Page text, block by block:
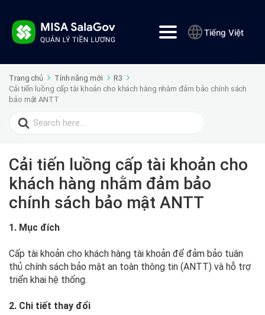
Tiếng Việt
Trang chủ Tính năng mới
R3
Cải tiến luồng cấp tài khoản cho khách hàng nhằm đảm bảo chính sách
bảo mật ANTT
Search
for:
Cải tiến luồng cấp tài khoản cho
khách hàng nhằm đảm bảo
chính sách bảo mật ANTT
1. Mục đích
Cấp tài khoản cho khách hàng tài khoản để đảm bảo tuân
thủ chính sách bảo mật an toàn thông tin (ANTT) và hỗ trợ
triển khai hệ thống.
2. Chi tiết thay đổi